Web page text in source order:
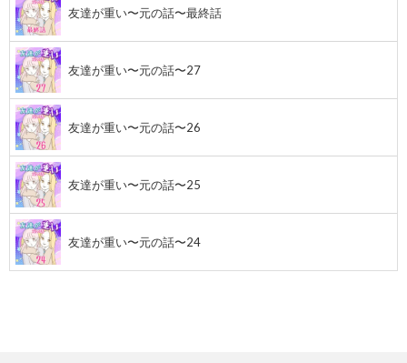
友達が重い〜元の話〜最終話
友達が重い〜元の話〜27
友達が重い〜元の話〜26
友達が重い〜元の話〜25
友達が重い〜元の話〜24